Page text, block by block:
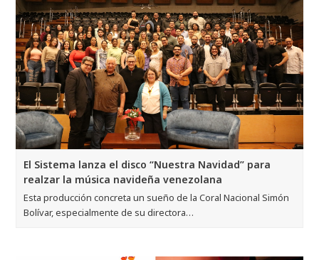
El Sistema lanza el disco “Nuestra Navidad” para
realzar la música navideña venezolana
Esta producción concreta un sueño de la Coral Nacional Simón
Bolívar, especialmente de su directora…